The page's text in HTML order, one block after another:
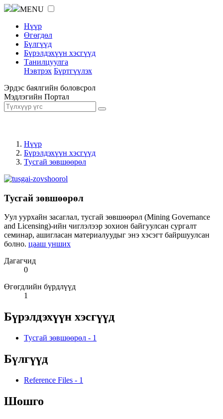
MENU
Нүүр
Өгөгдөл
Бүлгүүд
Бүрэлдэхүүн хэсгүүд
Танилцуулга
Нэвтрэх Бүртгүүлэх
Эрдэс баялгийн боловсрол
Мэдлэгийн Портал
Нүүр
Бүрэлдэхүүн хэсгүүд
Тусгай зөвшөөрөл
Тусгай зөвшөөрөл
Уул уурхайн засаглал, тусгай зөвшөөрөл (Mining Governance
and Licensing)-ийн чиглэлээр зохион байгуулсан сургалт
семинар, ашигласан материалуудыг энэ хэсэгт байршуулсан
болно. цааш унших
Дагагчид
0
Өгөгдлийн бүрдлүүд
1
Бүрэлдэхүүн хэсгүүд
Тусгай зөвшөөрөл - 1
Бүлгүүд
Reference Files - 1
Шошго